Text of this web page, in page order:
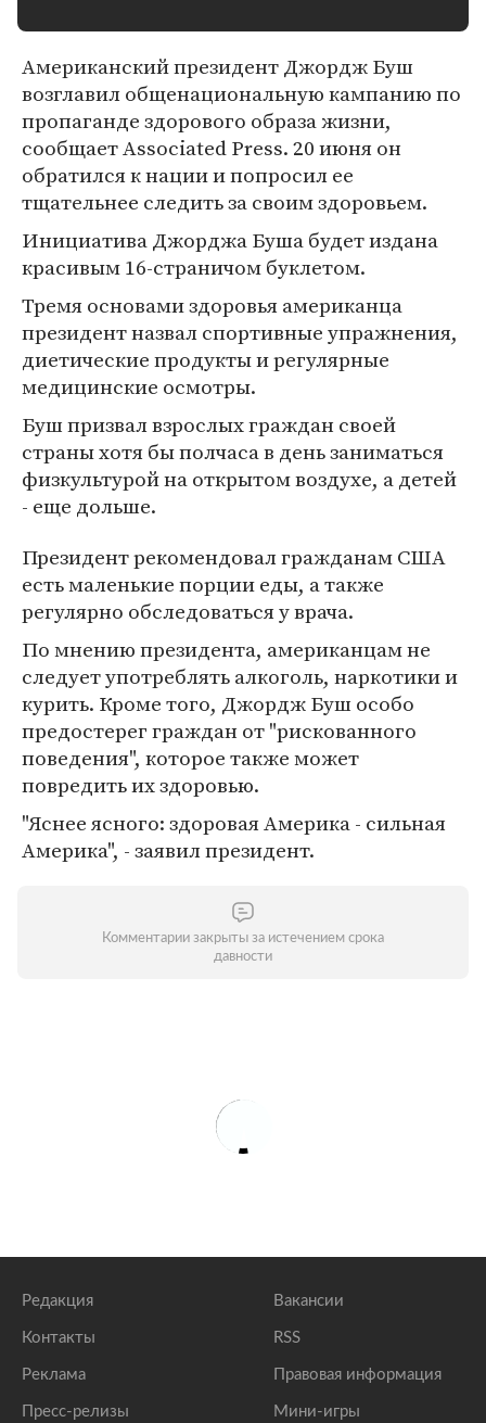
Американский президент Джордж Буш
возглавил общенациональную кампанию по
пропаганде здорового образа жизни,
сообщает Associated Press. 20 июня он
обратился к нации и попросил ее
тщательнее следить за своим здоровьем.
Инициатива Джорджа Буша будет издана
красивым 16-страничом буклетом.
Тремя основами здоровья американца
президент назвал спортивные упражнения,
диетические продукты и регулярные
медицинские осмотры.
Буш призвал взрослых граждан своей
страны хотя бы полчаса в день заниматься
физкультурой на открытом воздухе, а детей
- еще дольше.
Президент рекомендовал гражданам США
есть маленькие порции еды, а также
регулярно обследоваться у врача.
По мнению президента, американцам не
следует употреблять алкоголь, наркотики и
курить. Кроме того, Джордж Буш особо
предостерег граждан от "рискованного
поведения", которое также может
повредить их здоровью.
"Яснее ясного: здоровая Америка - сильная
Америка", - заявил президент.
Комментарии закрыты за истечением срока
давности
Редакция
Контакты
Реклама
Пресс-релизы
Вакансии
RSS
Правовая информация
Мини-игры